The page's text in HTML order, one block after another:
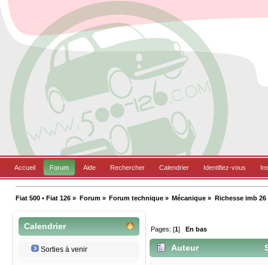
Accueil Forum Aide Rechercher Calendrier Identifiez-vous
Fiat 500 • Fiat 126 » Forum» Forum technique» Mécanique » Richesse imb 26
Calendrier
Sorties à venir
Pages: [1] En bas
Auteur